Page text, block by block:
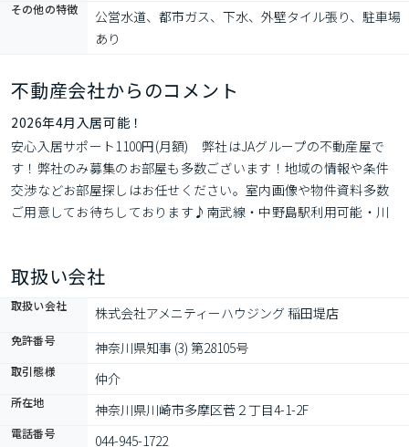
その他の特徴
公営水道、都市ガス、下水、外壁タイル張り、駐車場
あり
不動産会社からのコメント
2026年4月入居可能！
安心入居サポート1100円(月額)　弊社はJAグループの不動産屋で
す！弊社のみ募集のお部屋も多数ございます！地域の情報や条件
交渉などお部屋探しはお任せください。室内画像や物件資料多数
ご用意してお待ちしております♪南武線・中野島駅利用可能・川
取扱い会社
取扱い会社 株式会社アメニティーハウジング 稲田堤店
免許番号 神奈川県知事 (3) 第28105号
取引態様 仲介
所在地 神奈川県川崎市多摩区菅２丁目4-1-2F
電話番号 044-945-1722